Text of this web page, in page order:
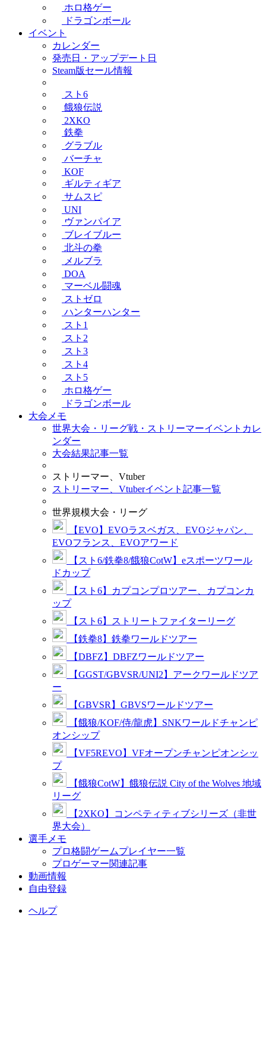
ホロ格ゲー
ドラゴンボール
イベント
カレンダー
発売日・アップデート日
Steam版セール情報
スト6
餓狼伝説
2XKO
鉄拳
グラブル
バーチャ
KOF
ギルティギア
サムスピ
UNI
ヴァンパイア
ブレイブルー
北斗の拳
メルブラ
DOA
マーベル闘魂
ストゼロ
ハンターハンター
スト1
スト2
スト3
スト4
スト5
ホロ格ゲー
ドラゴンボール
大会メモ
世界大会・リーグ戦・ストリーマーイベントカレ
ンダー
大会結果記事一覧
ストリーマー、Vtuber
ストリーマー、Vtuberイベント記事一覧
世界規模大会・リーグ
【EVO】EVOラスベガス、EVOジャパン、
EVOフランス、EVOアワード
【スト6/鉄拳8/餓狼CotW】eスポーツワール
ドカップ
【スト6】カプコンプロツアー、カプコンカ
ップ
【スト6】ストリートファイターリーグ
【鉄拳8】鉄拳ワールドツアー
【DBFZ】DBFZワールドツアー
【GGST/GBVSR/UNI2】アークワールドツア
ー
【GBVSR】GBVSワールドツアー
【餓狼/KOF/侍/龍虎】SNKワールドチャンピ
オンシップ
【VF5REVO】VFオープンチャンピオンシッ
プ
【餓狼CotW】餓狼伝説 City of the Wolves 地域
リーグ
【2XKO】コンペティティブシリーズ（非世
界大会）
選手メモ
プロ格闘ゲームプレイヤー一覧
プロゲーマー関連記事
動画情報
自由登録
ヘルプ